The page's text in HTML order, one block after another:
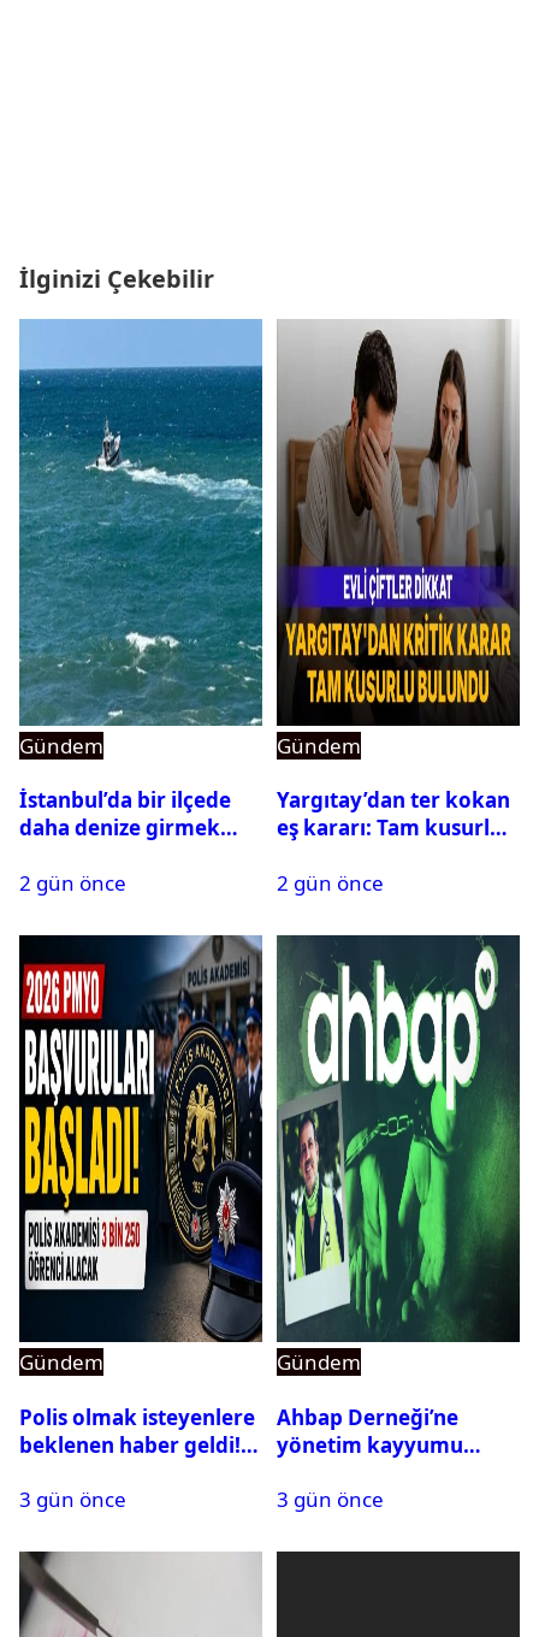
İlginizi Çekebilir
Gündem
İstanbul’da bir ilçede
daha denize girmek
2 gün önce
Gündem
Yargıtay’dan ter kokan
eş kararı: Tam kusurlu
2 gün önce
Gündem
Polis olmak isteyenlere
beklenen haber geldi!
3 gün önce
Gündem
Ahbap Derneği’ne
yönetim kayyumu
açıldı
3 gün önce